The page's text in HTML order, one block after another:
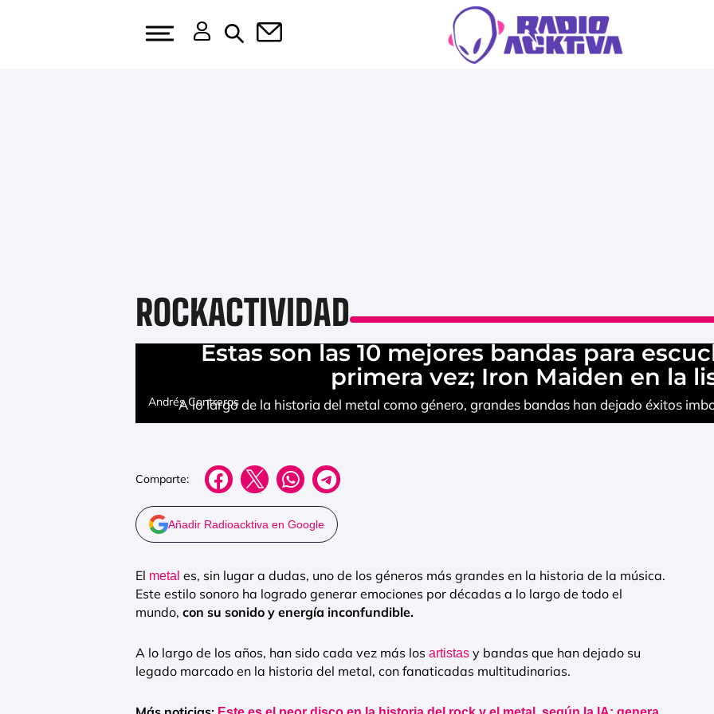
ROCKACTIVIDAD
Estas son las 10 mejores bandas para
primera vez; Iron Maiden en la
A lo largo de la historia del metal como género, grandes bandas han dejado éxitos
Andrés Contreras
Comparte:
Añadir Radioacktiva en Google
El metal es, sin lugar a dudas, uno de los géneros más grandes en la historia de la música.
Este estilo sonoro ha logrado generar emociones por décadas a lo largo de todo el
mundo, con su sonido y energía inconfundible.
A lo largo de los años, han sido cada vez más los artistas y bandas que han dejado su
legado marcado en la historia del metal, con fanaticadas multitudinarias.